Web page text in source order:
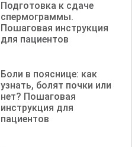
Подготовка к сдаче
спермограммы.
Пошаговая инструкция
для пациентов
Боли в пояснице: как
узнать, болят почки или
нет? Пошаговая
инструкция для
пациентов